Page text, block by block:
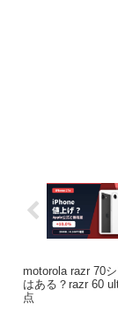
motorola razr 70
はある？razr 60
点